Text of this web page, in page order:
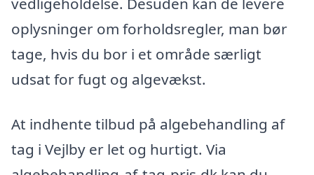
oplysninger om forholdsregler, man bør
tage, hvis du bor i et område særligt
udsat for fugt og algevækst.
At indhente tilbud på algebehandling af
tag i Vejlby er let og hurtigt. Via